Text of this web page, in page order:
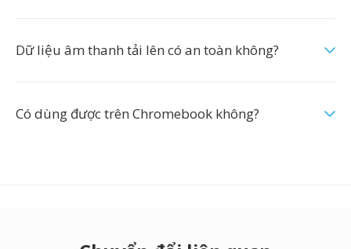
Dữ liệu âm thanh tải lên có an toàn không?
Có dùng được trên Chromebook không?